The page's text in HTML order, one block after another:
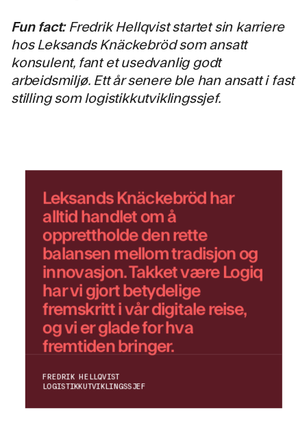
Fun fact:Fredrik Hellqvist startet sin karriere
hos Leksands Knäckebröd som ansatt
konsulent, fant et usedvanlig godt
arbeidsmiljø. Ett år senere ble han ansatt i fast
stilling som logistikkutviklingssjef.
Leksands Knäckebröd har
alltid handlet om å
opprettholde den rette
balansen mellom tradisjon og
innovasjon. Takket være Logiq
har vi gjort betydelige
fremskritt i vår digitale reise,
og vi er glade for hva
fremtiden bringer.
FREDRIK HELLQVIST
LOGISTIKKUTVIKLINGSSJEF